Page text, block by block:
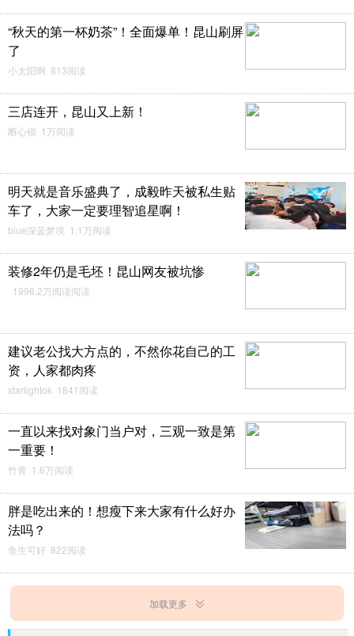
“秋天的第一杯奶茶”！全面爆单！昆山刷屏
了
小太阳啊 813阅读
三店连开，昆山又上新！
断心锁 1万阅读
明天就是音乐盛典了，成毅昨天被私生贴
车了，大家一定要理智追星啊！
blue深蓝梦境 1.1万阅读
装修2年仍是毛坯！昆山网友被坑惨
1996.2万阅读阅读
建议老公找大方点的，不然你花自己的工
资，人家都肉疼
starlightok 1841阅读
一直以来找对象门当户对，三观一致是第
一重要！
竹青 1.6万阅读
胖是吃出来的！想瘦下来大家有什么好办
法吗？
鱼生可好 822阅读
加载更多